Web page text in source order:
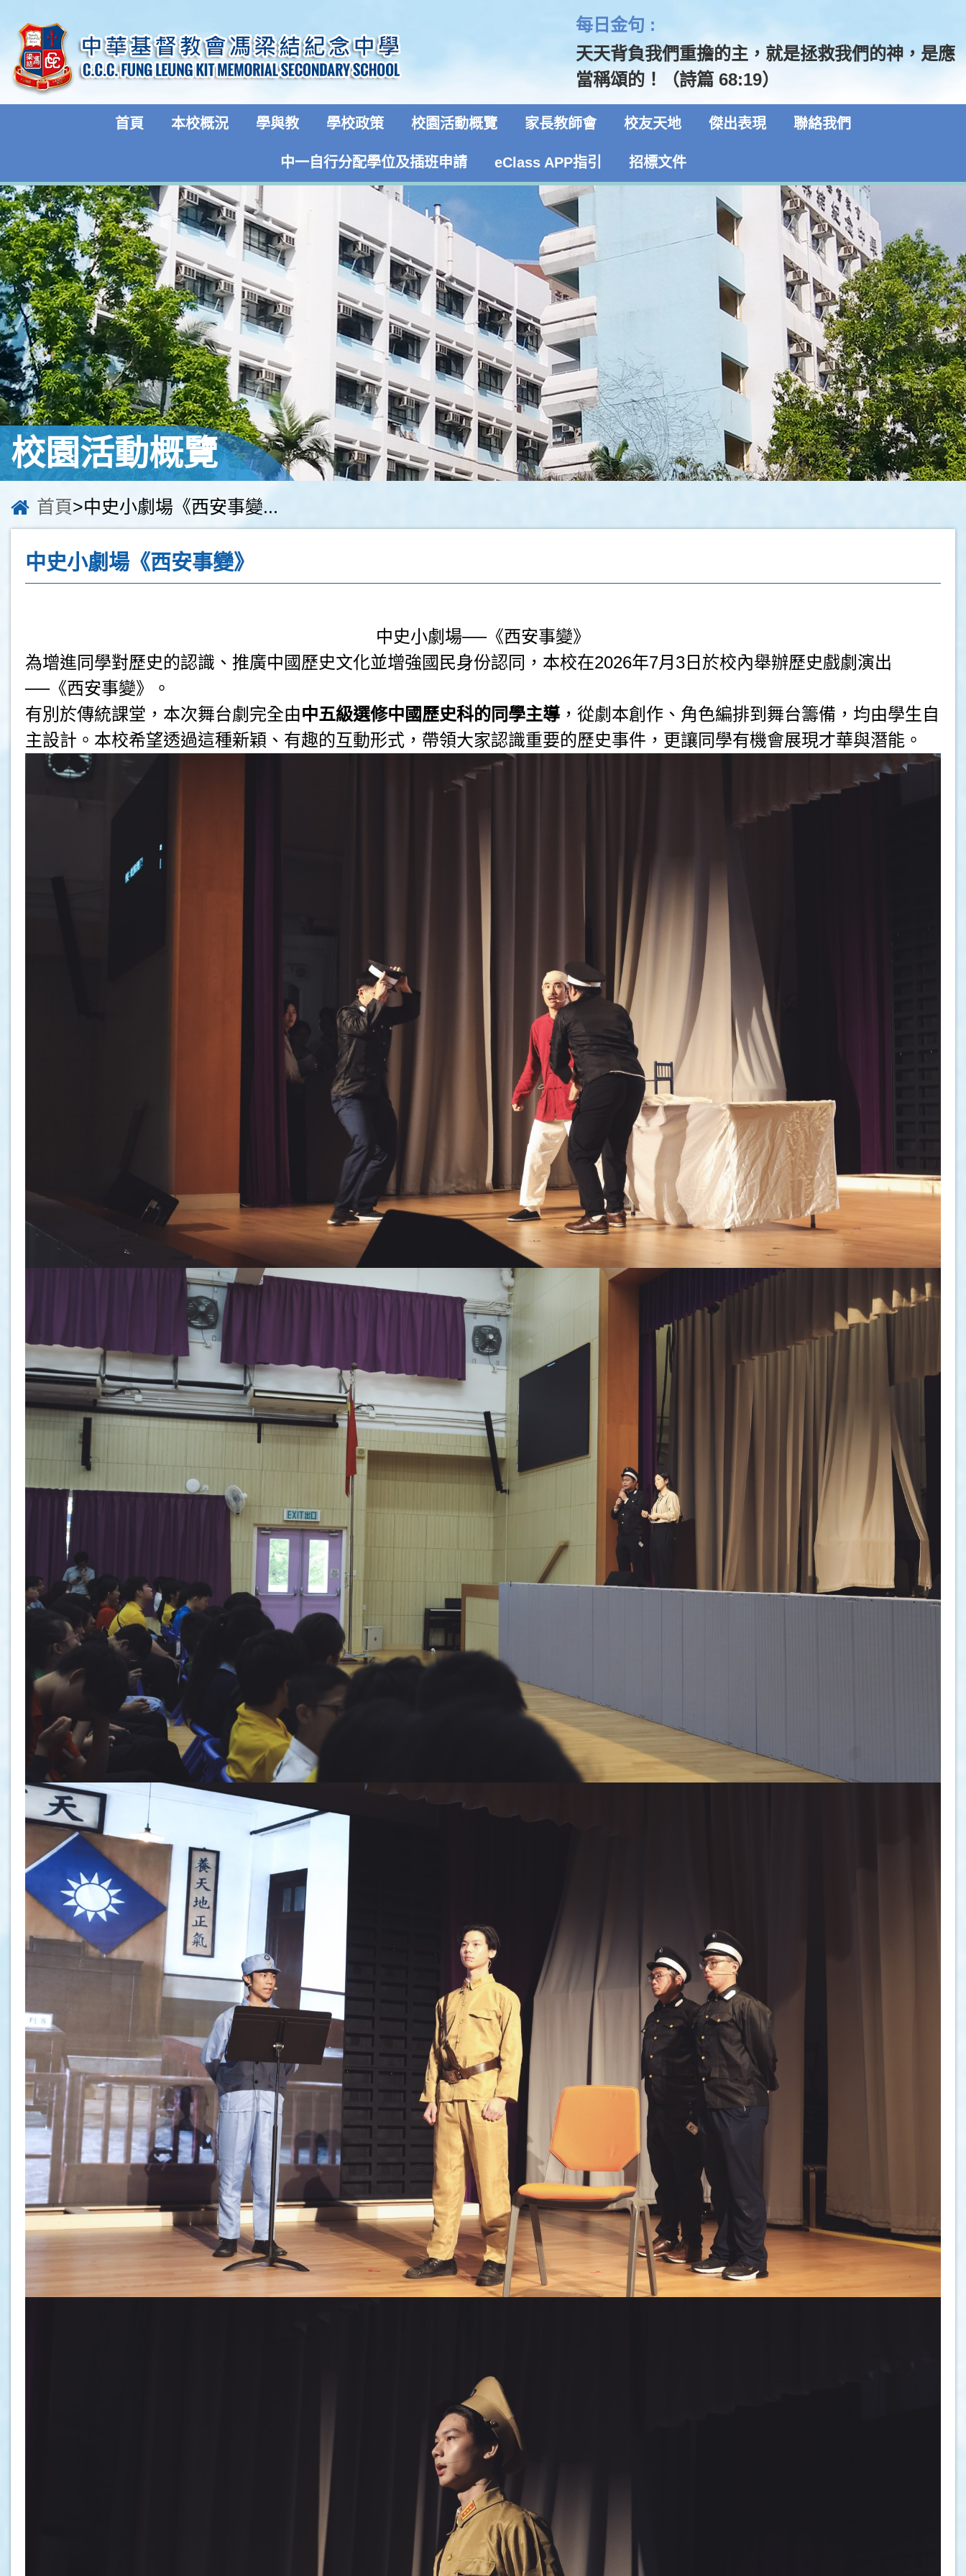
每日金句 :
天天背負我們重擔的主，就是拯救我們的神，是應
當稱頌的！（詩篇 68:19）
首頁 本校概況 學與教 學校政策 校園活動概覽 家長教師會 校友天地 傑出表現 聯絡我們
中一自行分配學位及插班申請 eClass APP指引 招標文件
校園活動概覽
首頁>中史小劇場《西安事變...
中史小劇場《西安事變》
中史小劇場──《西安事變》
為增進同學對歷史的認識、推廣中國歷史文化並增強國民身份認同，本校在2026年7月3日於校內舉辦歷史戲劇演出
──《西安事變》。
有別於傳統課堂，本次舞台劇完全由中五級選修中國歷史科的同學主導，從劇本創作、角色編排到舞台籌備，均由學生自
主設計。本校希望透過這種新穎、有趣的互動形式，帶領大家認識重要的歷史事件，更讓同學有機會展現才華與潛能。